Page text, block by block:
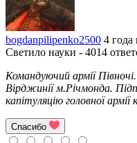
bogdanpilipenko2500 4 года
Светило науки - 4014
Командуючий армії
Вірджинії м.Річмонда.
капітуляцію головної армії
Спасибо